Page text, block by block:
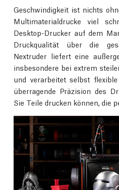
Geschwindigkeit ist nichts
Multimaterialdrucke viel
Desktop-Drucker auf dem
Druckqualität über die
Nextruder liefert eine
insbesondere bei extrem
und verarbeitet selbst
überragende Präzision des
Sie Teile drucken können, die